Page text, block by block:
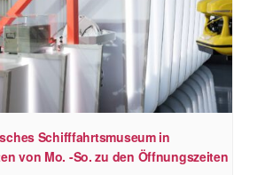
Schifffahrtsmuseum in
von Mo. -So. zu den Öffnungszeiten